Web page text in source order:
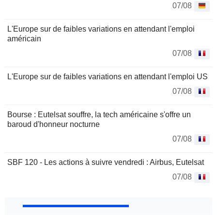
07/08
L'Europe sur de faibles variations en attendant l'emploi
américain
07/08
L'Europe sur de faibles variations en attendant l'emploi US
07/08
Bourse : Eutelsat souffre, la tech américaine s'offre un
baroud d'honneur nocturne
07/08
SBF 120 - Les actions à suivre vendredi : Airbus, Eutelsat
07/08